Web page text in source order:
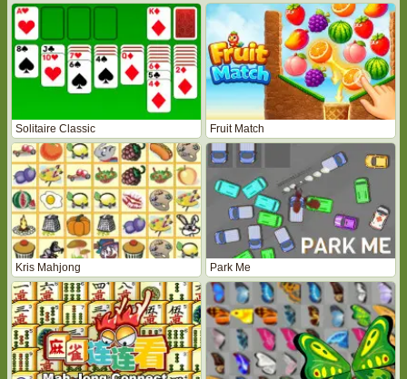
Solitaire Classic Fruit Match
Kris Mahjong Park Me